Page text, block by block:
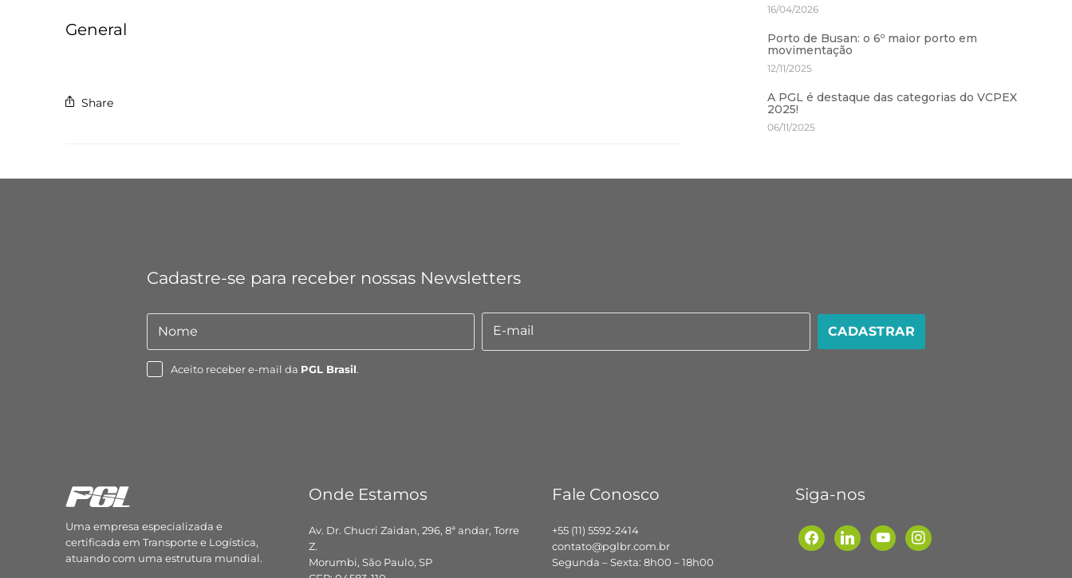
General
Share
16/04/2026
Porto de Busan: o 6º maior porto em
movimentação
12/11/2025
A PGL é destaque das categorias do VCPEX
2025!
06/11/2025
Cadastre-se para receber nossas Newsletters
Nome
Nome
mail
E-mail CADASTRAR
Aceito receber e-mail da PGL Brasil.
Uma empresa especializada e
certificada em Transporte e Logística,
atuando com uma estrutura mundial.
Onde Estamos
Av. Dr. Chucri Zaidan, 296, 8ª andar, Torre
Z.
Morumbi, São Paulo, SP
Fale Conosco
+55 (11) 5592-2414
contato@pglbr.com.br
Segunda – Sexta: 8h00 – 18h00
Siga-nos